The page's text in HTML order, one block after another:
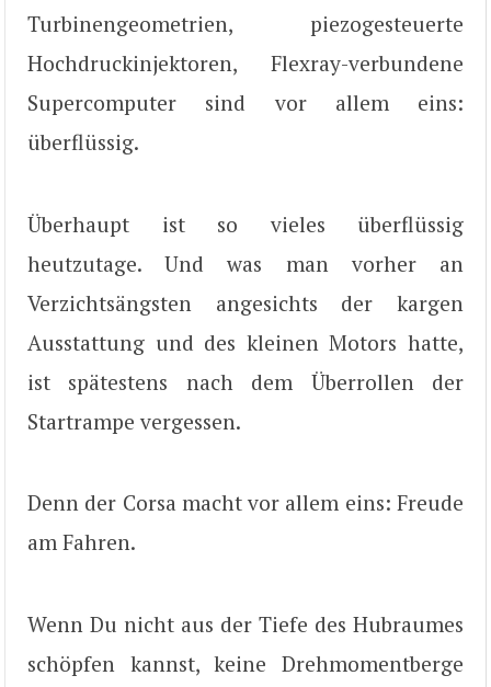
Turbinengeometrien, piezogesteuerte
Hochdruckinjektoren, Flexray-verbundene
Supercomputer sind vor allem eins:
überflüssig.
Überhaupt ist so vieles überflüssig
heutzutage. Und was man vorher an
Verzichtsängsten angesichts der kargen
Ausstattung und des kleinen Motors hatte,
ist spätestens nach dem Überrollen der
Startrampe vergessen.
Denn der Corsa macht vor allem eins: Freude
am Fahren.
Wenn Du nicht aus der Tiefe des Hubraumes
schöpfen kannst, keine Drehmomentberge